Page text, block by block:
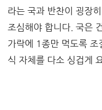
라는 국과 반찬이 굉장
조심해야 합니다. 국은
가락에 1종만 먹도록 조
식 자체를 다소 싱겁게